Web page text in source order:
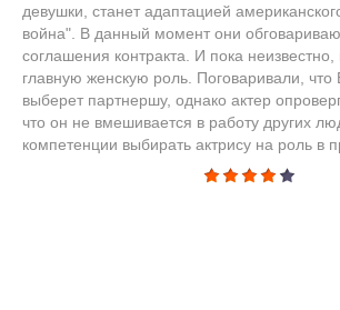
девушки, станет адаптацией
война". В данный момент они
соглашения контракта. И пока неизвестно,
главную женскую роль. Поговаривали,
выберет партнершу, однако актер
что он не вмешивается в работу других
компетенции выбирать актрису на роль в